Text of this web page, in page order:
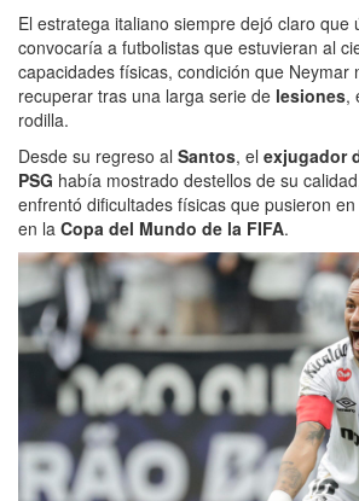
El estratega italiano siempre dejó claro que
convocaría a futbolistas que estuvieran al
capacidades físicas, condición que Neymar
recuperar tras una larga serie de lesiones,
rodilla.
Desde su regreso al Santos, el exjugador
PSG había mostrado destellos de su
enfrentó dificultades físicas que pusieron
en la Copa del Mundo de la FIFA.